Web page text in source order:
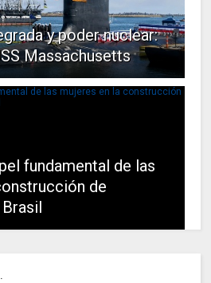
y poder nuclear:
Massachusetts
fundamental de las
de